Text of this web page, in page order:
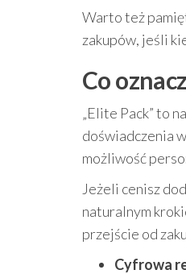
Warto też
zakupów, jeśli
Co
„Elite Pack” to
doświadczenia
możliwość
Jeżeli cenisz
naturalnym
przejście od
Cyfrowa